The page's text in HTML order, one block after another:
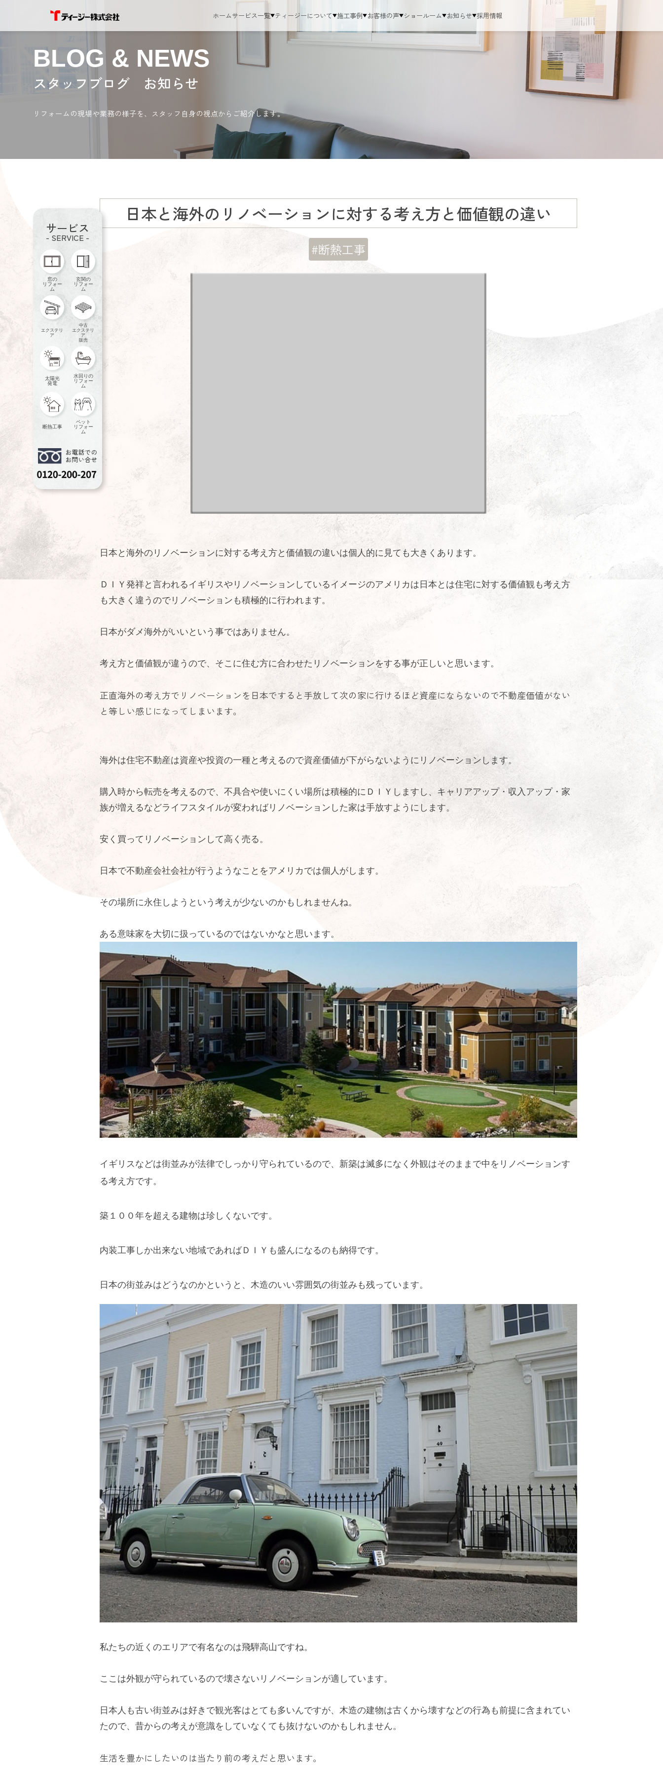
ホームサービス一覧 ティージーについて 施工事例 お客様の声 ショールーム お知らせ 採用情報
BLOG & NEWS
スタッフブログ お知らせ
リフォームの現場や業務の様子を、スタッフ自身の視点からご紹介します。
サービス
- SERVICE -
窓の
リフォー
ム
玄関の
リフォー
ム
エクステリ
ア
中古
エクステリ
ア
販売
太陽光
発電
水回りの
リフォー
ム
断熱工事
ペット
リフォー
ム
日本と海外のリノベーションに対する考え方と価値観の違い
#断熱工事
日本と海外のリノベーションに対する考え方と価値観の違いは個人的に見ても大きくあります。
ＤＩＹ発祥と言われるイギリスやリノベーションしているイメージのアメリカは日本とは住宅に対する価値観も考え方
も大きく違うのでリノベーションも積極的に行われます。
日本がダメ海外がいいという事ではありません。
考え方と価値観が違うので、そこに住む方に合わせたリノベーションをする事が正しいと思います。
正直海外の考え方でリノベーションを日本ですると手放して次の家に行けるほど資産にならないので不動産価値がない
と等しい感じになってしまいます。
海外は住宅不動産は資産や投資の一種と考えるので資産価値が下がらないようにリノベーションします。
購入時から転売を考えるので、不具合や使いにくい場所は積極的にＤＩＹしますし、キャリアアップ・収入アップ・家
族が増えるなどライフスタイルが変わればリノベーションした家は手放すようにします。
安く買ってリノベーションして高く売る。
日本で不動産会社会社が行うようなことをアメリカでは個人がします。
その場所に永住しようという考えが少ないのかもしれませんね。
ある意味家を大切に扱っているのではないかなと思います。
イギリスなどは街並みが法律でしっかり守られているので、新築は滅多になく外観はそのままで中をリノベーションす
る考え方です。
築１００年を超える建物は珍しくないです。
内装工事しか出来ない地域であればＤＩＹも盛んになるのも納得です。
日本の街並みはどうなのかというと、木造のいい雰囲気の街並みも残っています。
私たちの近くのエリアで有名なのは飛騨高山ですね。
ここは外観が守られているので壊さないリノベーションが適しています。
日本人も古い街並みは好きで観光客はとても多いんですが、木造の建物は古くから壊すなどの行為も前提に含まれてい
たので、昔からの考えが意識をしていなくても抜けないのかもしれません。
生活を豊かにしたいのは当たり前の考えだと思います。